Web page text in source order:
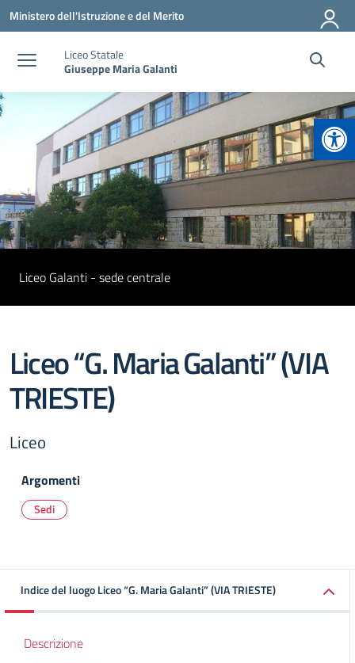
Vai ai contenuti
Vai al menu di navigazione
Vai al footer
Ministero dell'Istruzione e del Merito
Liceo Statale
Giuseppe Maria Galanti
Liceo Galanti - sede centrale
Liceo “G. Maria Galanti” (VIA
TRIESTE)
Liceo
Argomenti
Sedi
Indice del luogo Liceo “G. Maria Galanti” (VIA TRIESTE)
Descrizione